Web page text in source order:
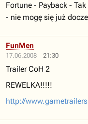
Fortune - Payback -
- nie mogę się już
17.06.2008 21:30
FunMen
Trailer CoH 2
REWELKA!!!!!
http://